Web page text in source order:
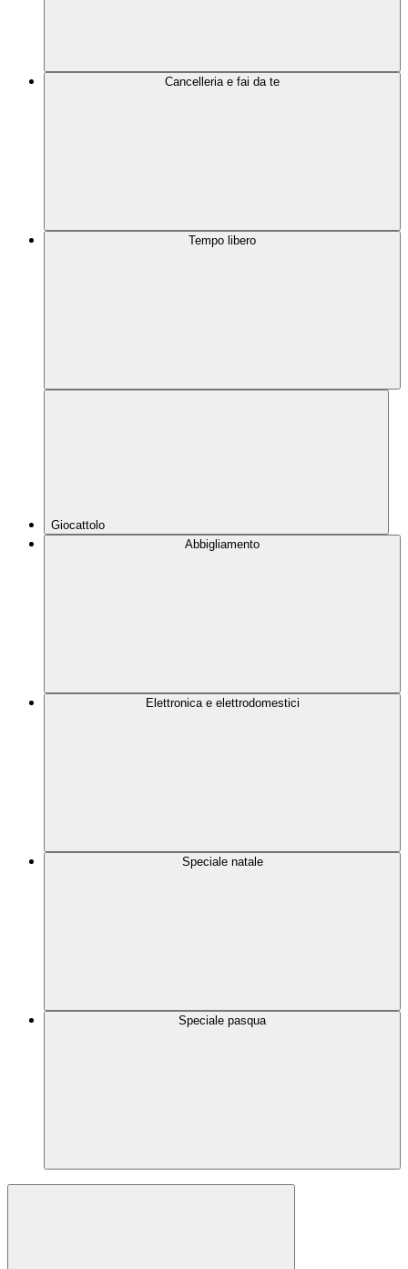
Cancelleria e fai da te
Tempo libero
Giocattolo
Abbigliamento
Elettronica e elettrodomestici
Speciale natale
Speciale pasqua